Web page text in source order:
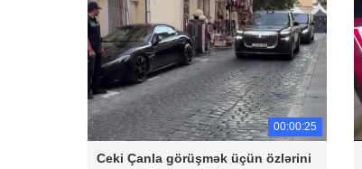
00:00:25
Ceki Çanla görüşmək üçün özlərini